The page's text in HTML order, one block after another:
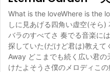
What is the loveWhere is the
しに見あげる四角い虚空(そら
バラのすべてさ 奏でる音楽に
探していた(だけど君は)教えて
Away どこまでも続く広い君
けたよそうさ僕のメロディこ